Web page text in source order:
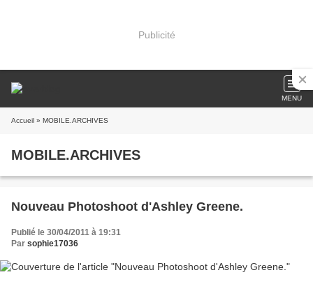
Publicité
MENU
Accueil » MOBILE.ARCHIVES
MOBILE.ARCHIVES
Nouveau Photoshoot d'Ashley Greene.
Publié le 30/04/2011 à 19:31
Par sophie17036